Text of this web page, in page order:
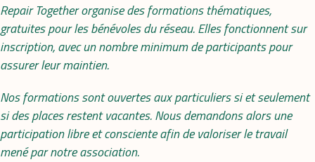
Repair Together organise des formations thématiques,
gratuites pour les bénévoles du réseau. Elles fonctionnent sur
inscription, avec un nombre minimum de participants pour
assurer leur maintien.
Nos formations sont ouvertes aux particuliers si et seulement
si des places restent vacantes. Nous demandons alors une
participation libre et consciente afin de valoriser le travail
mené par notre association.